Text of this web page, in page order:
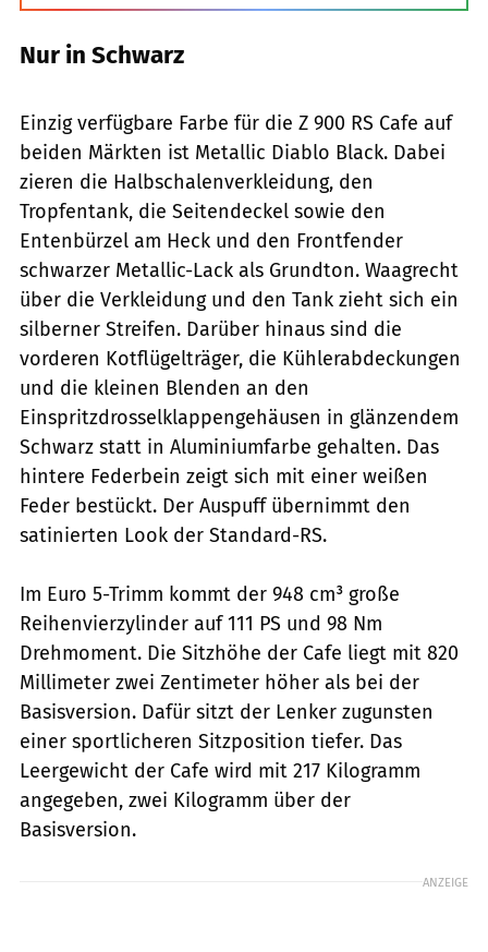
Nur in Schwarz
Einzig verfügbare Farbe für die Z 900 RS Cafe auf
beiden Märkten ist Metallic Diablo Black. Dabei
zieren die Halbschalenverkleidung, den
Tropfentank, die Seitendeckel sowie den
Entenbürzel am Heck und den Frontfender
schwarzer Metallic-Lack als Grundton. Waagrecht
über die Verkleidung und den Tank zieht sich ein
silberner Streifen. Darüber hinaus sind die
vorderen Kotflügelträger, die Kühlerabdeckungen
und die kleinen Blenden an den
Einspritzdrosselklappengehäusen in glänzendem
Schwarz statt in Aluminiumfarbe gehalten. Das
hintere Federbein zeigt sich mit einer weißen
Feder bestückt. Der Auspuff übernimmt den
satinierten Look der Standard-RS.
Im Euro 5-Trimm kommt der 948 cm³ große
Reihenvierzylinder auf 111 PS und 98 Nm
Drehmoment. Die Sitzhöhe der Cafe liegt mit 820
Millimeter zwei Zentimeter höher als bei der
Basisversion. Dafür sitzt der Lenker zugunsten
einer sportlicheren Sitzposition tiefer. Das
Leergewicht der Cafe wird mit 217 Kilogramm
angegeben, zwei Kilogramm über der
Basisversion.
ANZEIGE